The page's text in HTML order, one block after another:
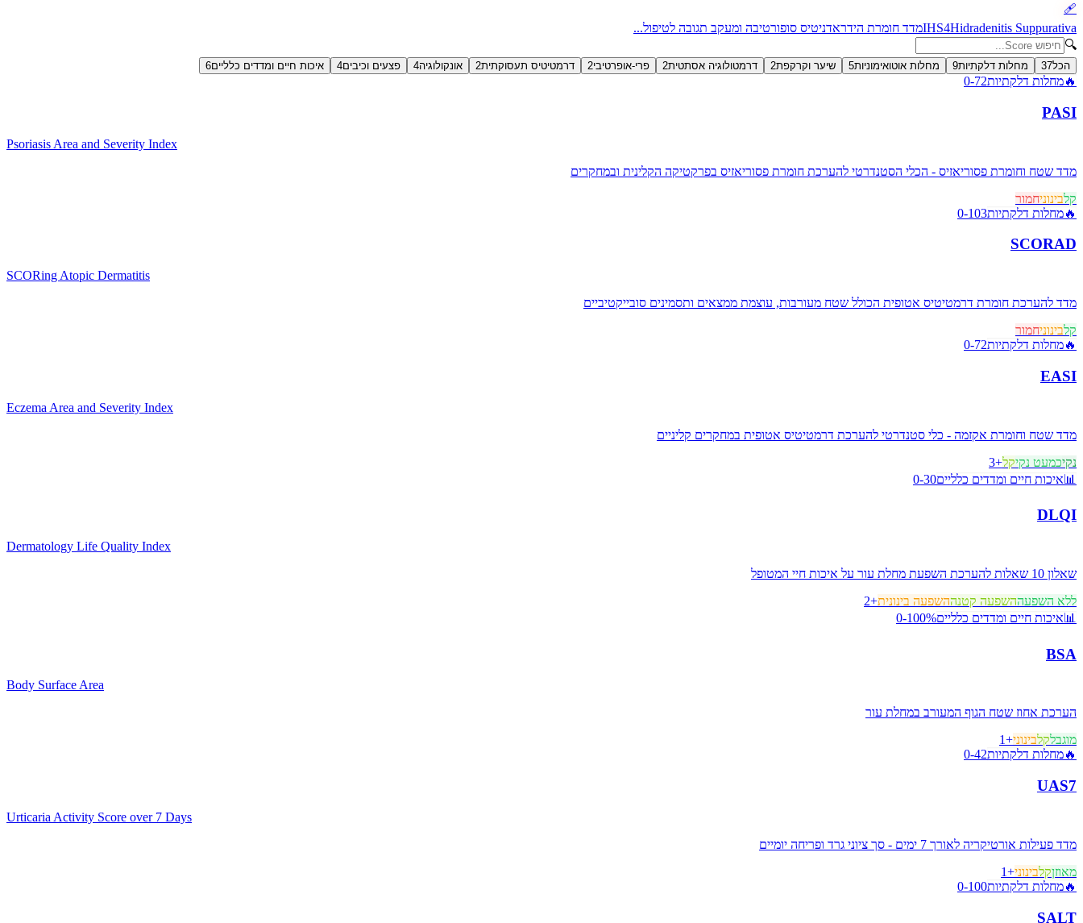
🩹
IHS4Hidradenitis Suppurativa
מדד חומרת הידראדניטיס סופורטיבה ומעקב תגובה לטיפול...
🔍
הכל37 מחלות דלקתיות9 מחלות אוטואימוניות5 שיער וקרקפת2 דרמטולוגיה אסתטית2 פרי-אופרטיבי2 דרמטיטיס תעסוקתית2 אונקולוגיה4 פצעים וכיבים4 איכות חיים ומדדים כלליים6
🔥מחלות דלקתיות0-72
PASI
Psoriasis Area and Severity Index
מדד שטח וחומרת פסוריאזיס - הכלי הסטנדרטי להערכת חומרת פסוריאזיס בפרקטיקה הקלינית ובמחקרים
קלבינוניחמור
🔥מחלות דלקתיות0-103
SCORAD
SCORing Atopic Dermatitis
מדד להערכת חומרת דרמטיטיס אטופית הכולל שטח מעורבות, עוצמת ממצאים ותסמינים סובייקטיביים
קלבינוניחמור
🔥מחלות דלקתיות0-72
EASI
Eczema Area and Severity Index
מדד שטח וחומרת אקזמה - כלי סטנדרטי להערכת דרמטיטיס אטופית במחקרים קליניים
נקיכמעט נקיקל+
3
📊איכות חיים ומדדים כלליים0-30
DLQI
Dermatology Life Quality Index
שאלון 10 שאלות להערכת השפעת מחלת עור על איכות חיי המטופל
ללא השפעההשפעה קטנההשפעה בינונית+
2
📊איכות חיים ומדדים כלליים0-100%
BSA
Body Surface Area
הערכת אחוז שטח הגוף המעורב במחלת עור
מוגבלקלבינוני+
1
🔥מחלות דלקתיות0-42
UAS7
Urticaria Activity Score over 7 Days
מדד פעילות אורטיקריה לאורך 7 ימים - סך ציוני גרד ופריחה יומיים
מאוזןקלבינוני+
1
🔥מחלות דלקתיות0-100
SALT